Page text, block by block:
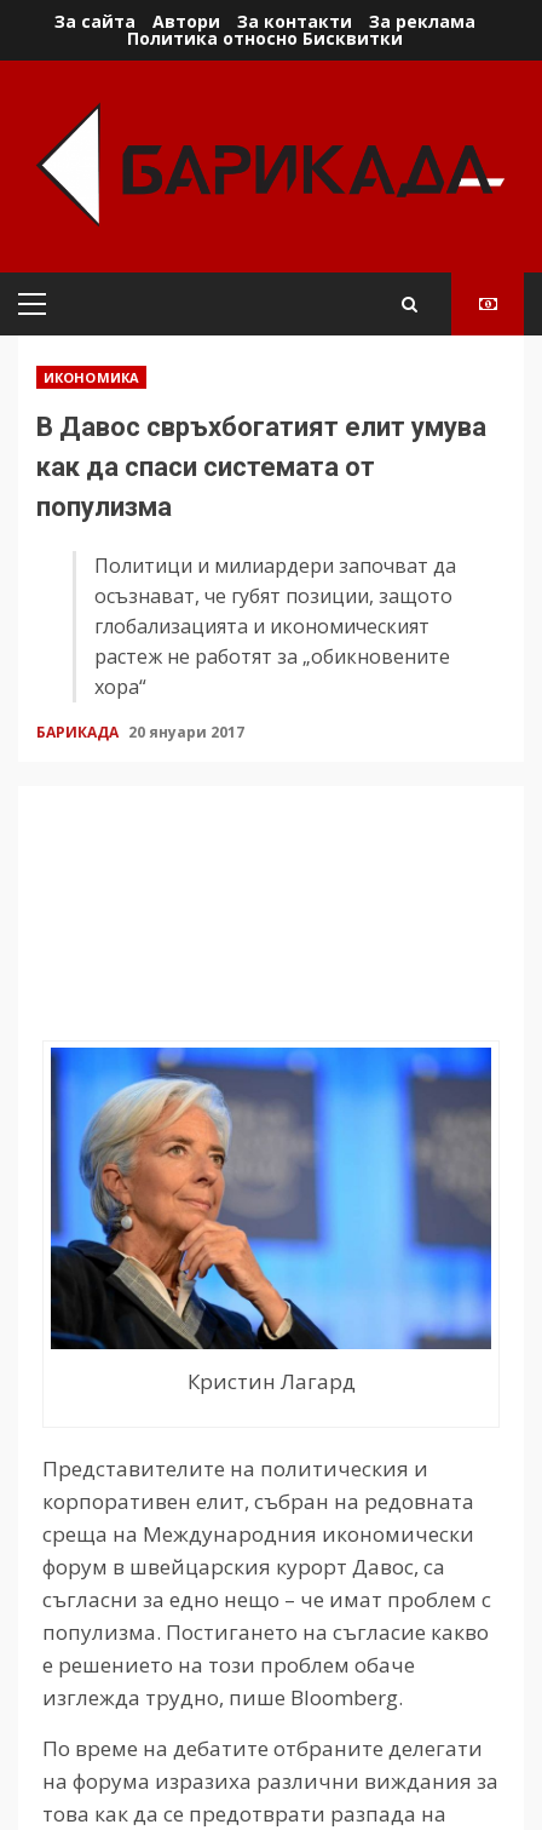
За сайта Автори За контакти За реклама
Политика относно Бисквитки
Primary
ИКОНОМИКА
В Давос свръхбогатият елит умува
как да спаси системата от
популизма
Политици и милиардери започват да
осъзнават, че губят позиции, защото
глобализацията и икономическият
растеж не работят за „обикновените
хора“
БАРИКАДА 20 януари 2017
Кристин Лагард
Представителите на политическия и
корпоративен елит, събран на редовната
среща на Международния икономически
форум в швейцарския курорт Давос, са
съгласни за едно нещо – че имат проблем с
популизма. Постигането на съгласие какво
е решението на този проблем обаче
изглежда трудно, пише Bloomberg.
По време на дебатите отбраните делегати
на форума изразиха различни виждания за
това как да се предотврати разпада на